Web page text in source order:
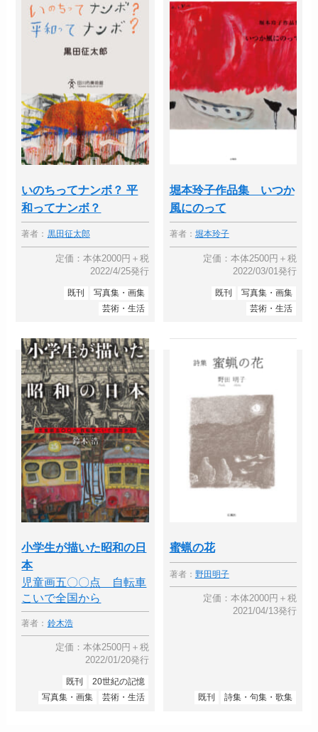
いのちってナンボ？ 平
和ってナンボ？
著者： 黒田征太郎
定価：本体2000円＋税
2022/4/25発行
既刊
写真集・画集
芸術・生活
堀本玲子作品集 いつか
風にのって
著者： 堀本玲子
定価：本体2500円＋税
2022/03/01発行
既刊
写真集・画集
芸術・生活
小学生が描いた昭和の日
本
児童画五〇〇点 自転車
こいで全国から
著者： 鈴木浩
定価：本体2500円＋税
2022/01/20発行
既刊
20世紀の記憶
写真集・画集
芸術・生活
蜜蝋の花
著者： 野田明子
定価：本体2000円＋税
2021/04/13発行
既刊 詩集・句集・歌集